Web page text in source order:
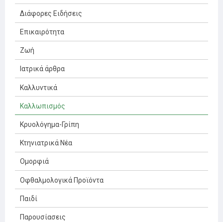
Διάφορες Ειδήσεις
Επικαιρότητα
Ζωή
Ιατρικά άρθρα
Καλλυντικά
Καλλωπισμός
Κρυολόγημα-Γρίπη
Κτηνιατρικά Νέα
Ομορφιά
Οφθαλμολογικά Προϊόντα
Παιδί
Παρουσίασεις